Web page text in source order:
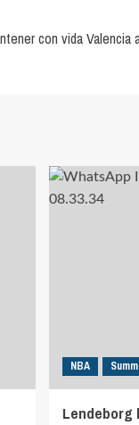
con vida Valencia
NBA
Lendeborg